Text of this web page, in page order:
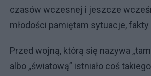
czasów wczesnej i jeszcze
młodości pamiętam sytuacje, fakty
Przed wojną, którą się nazywa
albo „światową” istniało coś